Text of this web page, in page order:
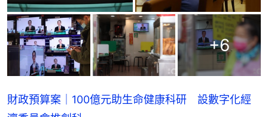
+6
財政預算案｜100億元助生命健康科研 設數字化經